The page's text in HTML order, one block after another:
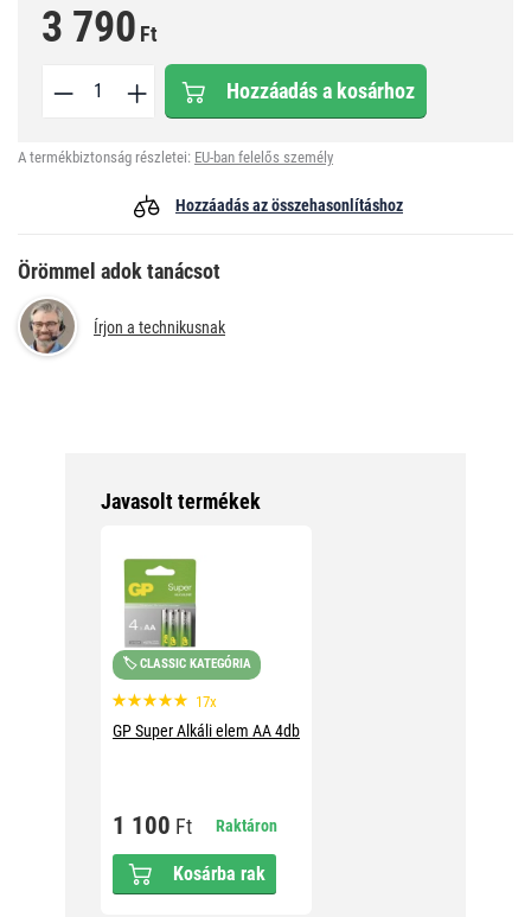
3 790 Ft
Hozzáadás a kosárhoz
A termékbiztonság részletei: EU-ban felelős személy
Hozzáadás az összehasonlításhoz
Örömmel adok tanácsot
Írjon a technikusnak
Javasolt termékek
🏷️ CLASSIC KATEGÓRIA
17x
GP Super Alkáli elem AA 4db
1 100 Ft Raktáron
Kosárba rak